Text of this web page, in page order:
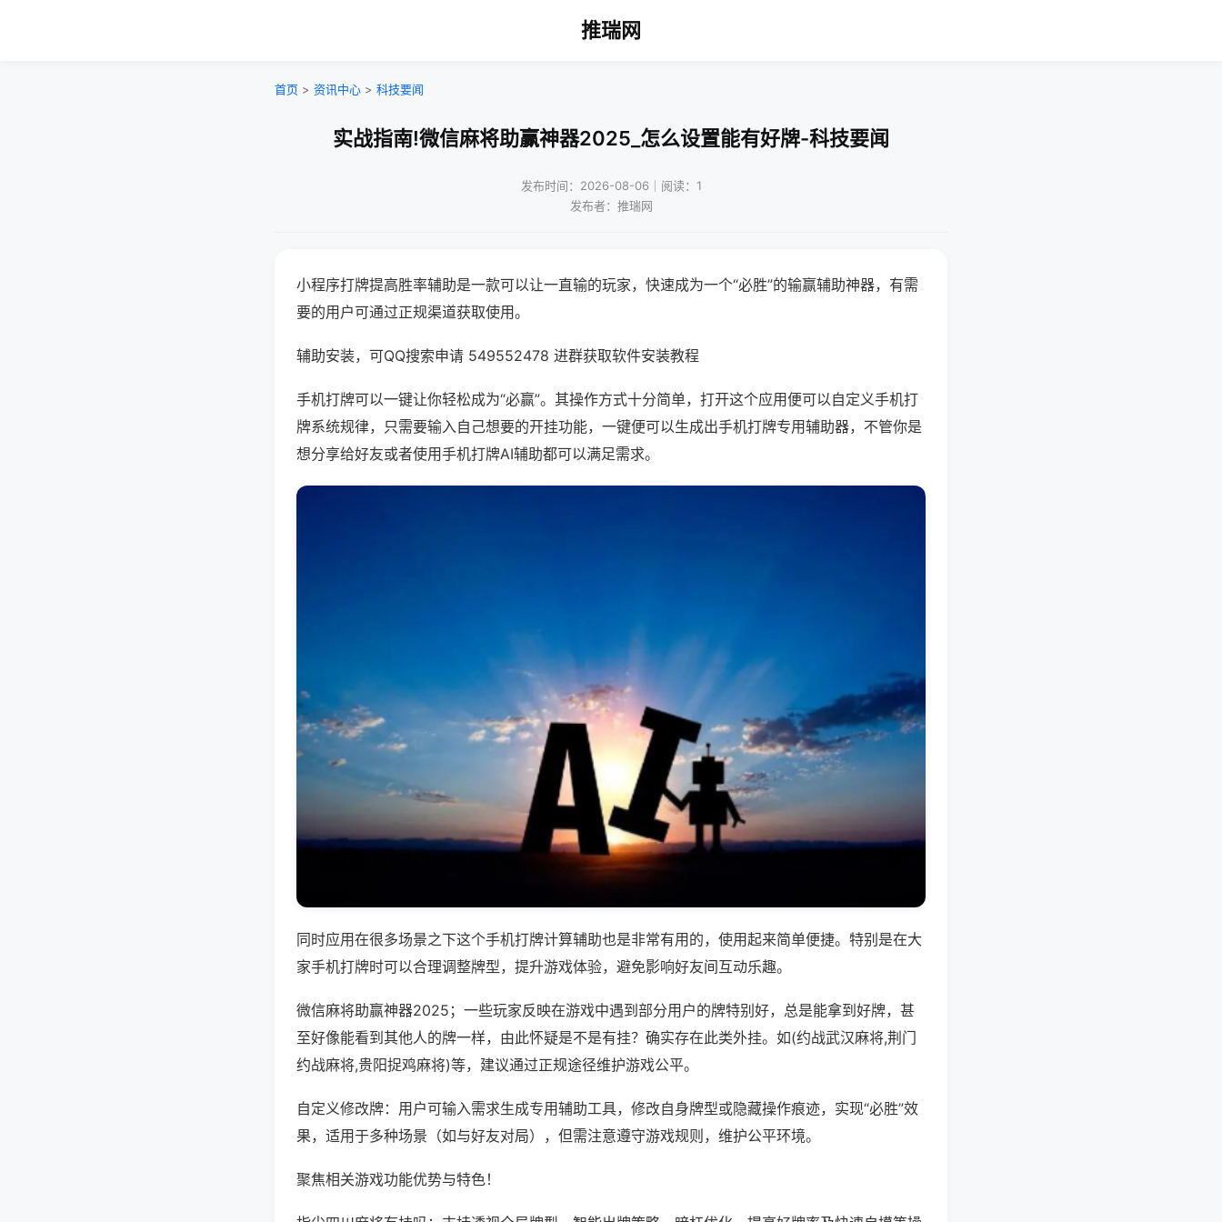
推瑞网
首页 > 资讯中心 > 科技要闻
实战指南!微信麻将助赢神器2025_怎么设置能有好牌-科技要闻
发布时间：2026-08-06｜阅读：1
发布者：推瑞网
小程序打牌提高胜率辅助是一款可以让一直输的玩家，快速成为一个“必胜”的输赢辅助神器，有需
要的用户可通过正规渠道获取使用。
辅助安装，可QQ搜索申请 549552478 进群获取软件安装教程
手机打牌可以一键让你轻松成为“必赢”。其操作方式十分简单，打开这个应用便可以自定义手机打
牌系统规律，只需要输入自己想要的开挂功能，一键便可以生成出手机打牌专用辅助器，不管你是
想分享给好友或者使用手机打牌AI辅助都可以满足需求。
同时应用在很多场景之下这个手机打牌计算辅助也是非常有用的，使用起来简单便捷。特别是在大
家手机打牌时可以合理调整牌型，提升游戏体验，避免影响好友间互动乐趣。
微信麻将助赢神器2025；一些玩家反映在游戏中遇到部分用户的牌特别好，总是能拿到好牌，甚
至好像能看到其他人的牌一样，由此怀疑是不是有挂？确实存在此类外挂。如(约战武汉麻将,荆门
约战麻将,贵阳捉鸡麻将)等，建议通过正规途径维护游戏公平。
自定义修改牌：用户可输入需求生成专用辅助工具，修改自身牌型或隐藏操作痕迹，实现“必胜”效
果，适用于多种场景（如与好友对局），但需注意遵守游戏规则，维护公平环境。
聚焦相关游戏功能优势与特色！